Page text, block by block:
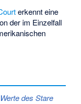
erkennt eine
der im Einzelfall
des Stare